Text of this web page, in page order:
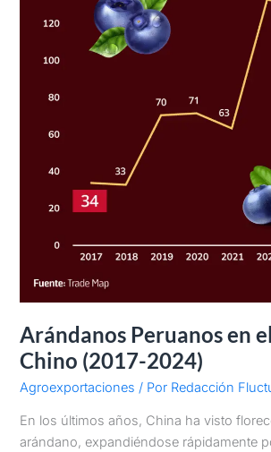
Arándanos Peruanos en
Chino (2017-2024)
Agroexportaciones / Por Redacción
En los últimos años, China ha visto
arándano, expandiéndose rápidamente